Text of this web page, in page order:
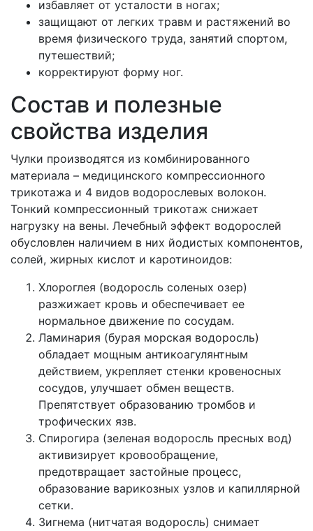
избавляет от усталости в ногах;
защищают от легких травм и растяжений во
время физического труда, занятий спортом,
путешествий;
корректируют форму ног.
Состав и полезные
свойства изделия
Чулки производятся из комбинированного
материала – медицинского компрессионного
трикотажа и 4 видов водорослевых волокон.
Тонкий компрессионный трикотаж снижает
нагрузку на вены. Лечебный эффект водорослей
обусловлен наличием в них йодистых компонентов,
солей, жирных кислот и каротиноидов:
Хлороглея (водоросль соленых озер)
разжижает кровь и обеспечивает ее
нормальное движение по сосудам.
Ламинария (бурая морская водоросль)
обладает мощным антикоагулянтным
действием, укрепляет стенки кровеносных
сосудов, улучшает обмен веществ.
Препятствует образованию тромбов и
трофических язв.
Спирогира (зеленая водоросль пресных вод)
активизирует кровообращение,
предотвращает застойные процесс,
образование варикозных узлов и капиллярной
сетки.
Зигнема (нитчатая водоросль) снимает